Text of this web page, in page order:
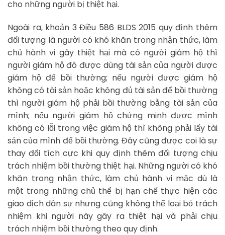
cho những người bị thiệt hại.
Ngoài ra, khoản 3 Điều 586 BLDS 2015 quy định thêm
đối tượng là người có khó khăn trong nhận thức, làm
chủ hành vi gây thiệt hại mà có người giám hộ thì
người giám hộ đó được dùng tài sản của người được
giám hộ để bồi thường; nếu người được giám hộ
không có tài sản hoặc không đủ tài sản để bồi thường
thì người giám hộ phải bồi thường bằng tài sản của
mình; nếu người giám hộ chứng minh được mình
không có lỗi trong việc giám hộ thì không phải lấy tài
sản của mình để bồi thường. Đây cũng được coi là sự
thay đổi tích cực khi quy định thêm đối tượng chịu
trách nhiệm bồi thường thiệt hại. Những người có khó
khăn trong nhận thức, làm chủ hành vi mặc dù là
một trong những chủ thể bị hạn chế thực hiện các
giao dịch dân sự nhưng cũng không thể loại bỏ trách
nhiệm khi người này gây ra thiệt hại và phải chịu
trách nhiệm bồi thường theo quy định.